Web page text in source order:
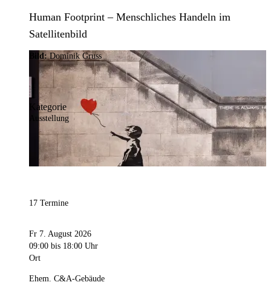
Human Footprint – Menschliches Handeln im
Satellitenbild
Bild:Dominik Gruss
Kategorie
Ausstellung
17 Termine
Fr 7. August 2026
09:00 bis 18:00 Uhr
Ort
Ehem. C&A-Gebäude